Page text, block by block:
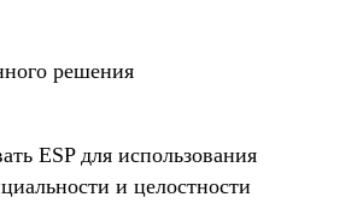
решения
ESP для использования
и целостности